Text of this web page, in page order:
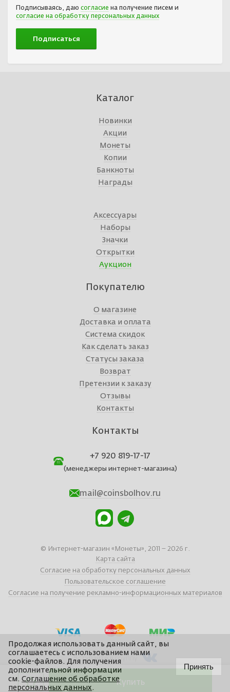
Купить
Подписываясь, даю согласие на получение писем и
согласие на обработку персональных данных
Каталог
Новинки
Акции
Монеты
Копии
Банкноты
Награды
Аксессуары
Наборы
Значки
Открытки
Аукцион
Покупателю
О магазине
Доставка и оплата
Система скидок
Как сделать заказ
Статусы заказа
Возврат
Претензии к заказу
Отзывы
Контакты
Контакты
+7 920 819-17-17
(менеджеры интернет-магазина)
mail@coinsbolhov.ru
© Интернет-магазин «Монеты», 2011 – 2026 г.
Карта сайта
Согласие на обработку персональных данных
Пользовательское соглашение
Согласие на получение рекламно-информационных материалов
Вступайте в группу
Сайт отчеканен в Braind
Продолжая использовать данный сайт, вы
соглашаетесь с использованием нами
cookie-файлов. Для получения
дополнительной информации
см.Соглашение об обработке
персональных данных.
Принять